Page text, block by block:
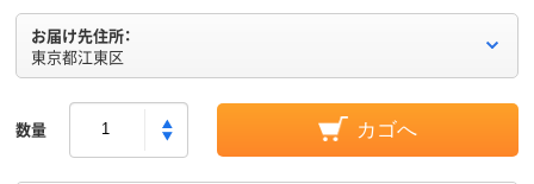
お届け先住所：
東京都江東区
数量 カゴへ